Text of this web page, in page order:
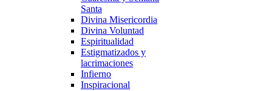
Santa
Divina Misericordia
Divina Voluntad
Espiritualidad
Estigmatizados y
lacrimaciones
Infierno
Inspiracional